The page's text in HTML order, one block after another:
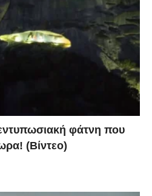
φάτνη που
(Βίντεο)